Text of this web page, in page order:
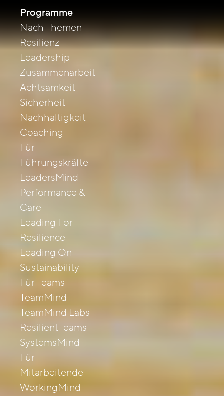
Programme
Nach Themen
Resilienz
Leadership
Zusammenarbeit
Achtsamkeit
Sicherheit
Nachhaltigkeit
Coaching
Für
Führungskräfte
LeadersMind
Performance &
Care
Leading For
Resilience
Leading On
Sustainability
Für Teams
TeamMind
TeamMind Labs
ResilientTeams
SystemsMind
Für
Mitarbeitende
WorkingMind